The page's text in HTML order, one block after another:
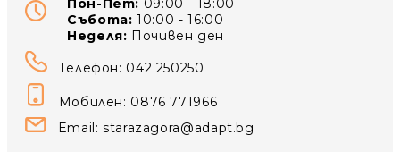
Пон-Пет: 09:00 - 18:00
Събота: 10:00 - 16:00
Неделя: Почивен ден
Телефон: 042 250250
Мобилен: 0876 771966
Email:starazagora@adapt.bg